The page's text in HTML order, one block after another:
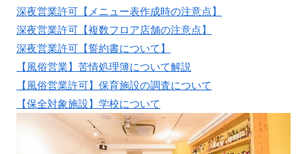
深夜営業許可【メニュー表作成時の注意点】
深夜営業許可【複数フロア店舗の注意点】
深夜営業許可【誓約書について】
【風俗営業】苦情処理簿について解説
【風俗営業許可】保育施設の調査について
【保全対象施設】学校について